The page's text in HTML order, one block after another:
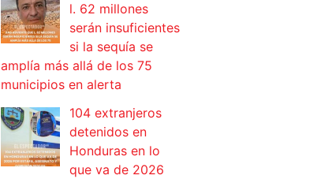
l. 62 millones
serán insuficientes
si la sequía se
amplía más allá de los 75
municipios en alerta
104 extranjeros
detenidos en
Honduras en lo
que va de 2026